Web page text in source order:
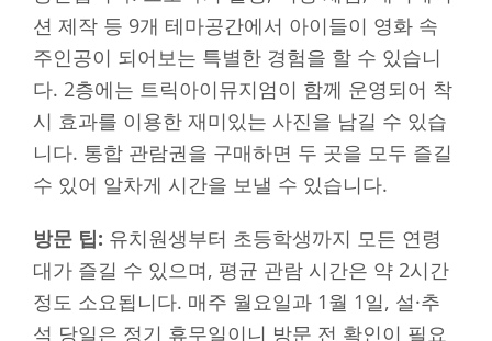
션 제작 등 9개 테마공간에서 아이들이 영화 속
주인공이 되어보는 특별한 경험을 할 수 있습니
다. 2층에는 트릭아이뮤지엄이 함께 운영되어 착
시 효과를 이용한 재미있는 사진을 남길 수 있습
니다. 통합 관람권을 구매하면 두 곳을 모두 즐길
수 있어 알차게 시간을 보낼 수 있습니다.
방문 팁: 유치원생부터 초등학생까지 모든 연령
대가 즐길 수 있으며, 평균 관람 시간은 약 2시간
정도 소요됩니다. 매주 월요일과 1월 1일, 설·추
석 당일은 정기 휴무일이니 방문 전 확인이 필요